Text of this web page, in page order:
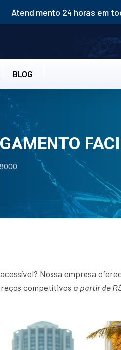
Atendimento 24 horas em
BLOG
Nossa empresa
competitivos a partir de